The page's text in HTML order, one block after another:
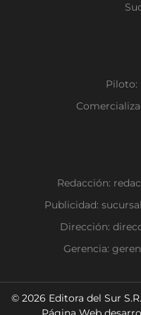
Piloto:
Redacción:
Publicidad:
Dirección:
Gerencia:
© 2026 Editora del Sur